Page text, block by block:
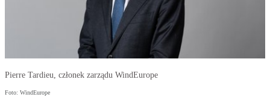
Pierre Tardieu, członek zarządu WindEurope
Foto: WindEurope